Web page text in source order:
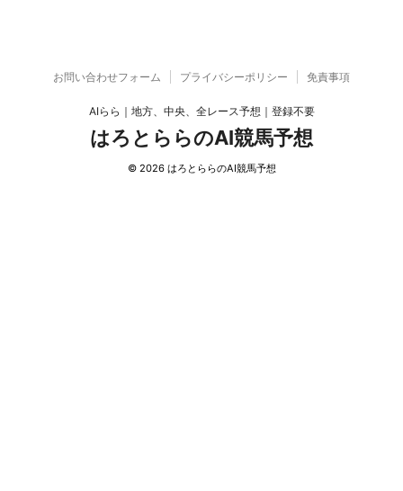
お問い合わせフォーム プライバシーポリシー 免責事項
AIらら｜地方、中央、全レース予想｜登録不要
はろとららのAI競馬予想
© 2026 はろとららのAI競馬予想